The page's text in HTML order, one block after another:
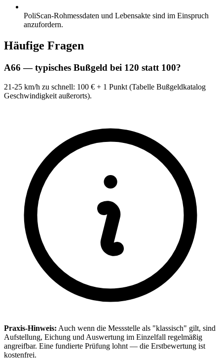
PoliScan-Rohmessdaten und Lebensakte sind im Einspruch
anzufordern.
Häufige Fragen
A66 — typisches Bußgeld bei 120 statt 100?
21-25 km/h zu schnell: 100 € + 1 Punkt (Tabelle Bußgeldkatalog
Geschwindigkeit außerorts).
Praxis-Hinweis: Auch wenn die Messstelle als "klassisch" gilt, sind
Aufstellung, Eichung und Auswertung im Einzelfall regelmäßig
angreifbar. Eine fundierte Prüfung lohnt — die Erstbewertung ist
kostenfrei.